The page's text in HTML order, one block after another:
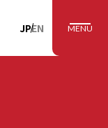
三田理
JPEN MENU